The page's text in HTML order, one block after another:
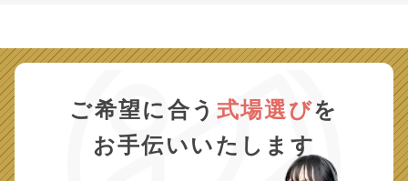
ご希望に合う 式場選びを
お手伝いいたします